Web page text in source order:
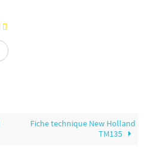
Fiche technique New Holland
TM135